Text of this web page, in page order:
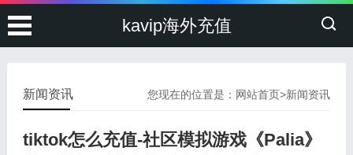
kavip海外充值
您现在的位置是： 网站首页>新闻资讯
新闻资讯
tiktok怎么充值-社区模拟游戏《Palia》